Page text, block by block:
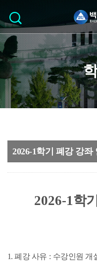
2026-1학기 폐강 강좌
2026-1학
1.폐강 사유 : 수강인원 개